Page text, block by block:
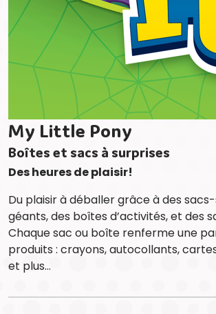
My Little Pony
Boîtes et sacs à surprises
Des heures de plaisir!
Du plaisir à déballer grâce à des
géants, des boîtes d’activités, et des
Chaque sac ou boîte renferme une
produits : crayons, autocollants,
et plus…